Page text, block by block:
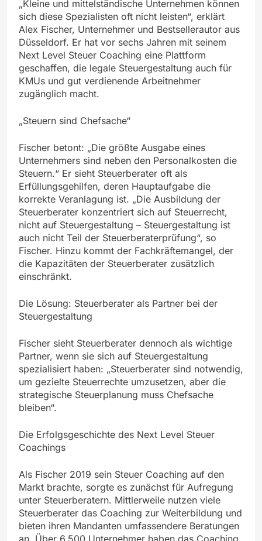
„Kleine und mittelständische Unternehmen können
sich diese Spezialisten oft nicht leisten“, erklärt
Alex Fischer, Unternehmer und Bestsellerautor aus
Düsseldorf. Er hat vor sechs Jahren mit seinem
Next Level Steuer Coaching eine Plattform
geschaffen, die legale Steuergestaltung auch für
KMUs und gut verdienende Arbeitnehmer
zugänglich macht.
„Steuern sind Chefsache“
Fischer betont: „Die größte Ausgabe eines
Unternehmers sind neben den Personalkosten die
Steuern.“ Er sieht Steuerberater oft als
Erfüllungsgehilfen, deren Hauptaufgabe die
korrekte Veranlagung ist. „Die Ausbildung der
Steuerberater konzentriert sich auf Steuerrecht,
nicht auf Steuergestaltung – Steuergestaltung ist
auch nicht Teil der Steuerberaterprüfung“, so
Fischer. Hinzu kommt der Fachkräftemangel, der
die Kapazitäten der Steuerberater zusätzlich
einschränkt.
Die Lösung: Steuerberater als Partner bei der
Steuergestaltung
Fischer sieht Steuerberater dennoch als wichtige
Partner, wenn sie sich auf Steuergestaltung
spezialisiert haben: „Steuerberater sind notwendig,
um gezielte Steuerrechte umzusetzen, aber die
strategische Steuerplanung muss Chefsache
bleiben“.
Die Erfolgsgeschichte des Next Level Steuer
Coachings
Als Fischer 2019 sein Steuer Coaching auf den
Markt brachte, sorgte es zunächst für Aufregung
unter Steuerberatern. Mittlerweile nutzen viele
Steuerberater das Coaching zur Weiterbildung und
bieten ihren Mandanten umfassendere Beratungen
an. Über 6.500 Unternehmer haben das Coaching